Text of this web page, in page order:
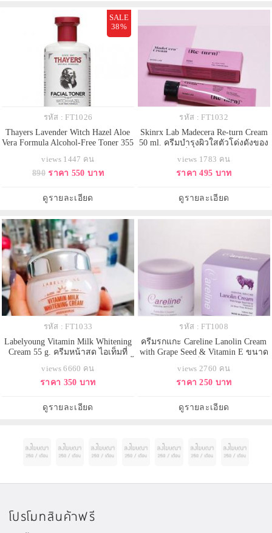
SALE
38%
รหัส : FT1026
Thayers Lavender Witch Hazel Aloe
Vera Formula Alcohol-Free Toner 355
สูตรLavender Witch Hazelผสม
ลาเวนเดอร์ และว่านหางจระเข้
ขน เพิ่มความชุ่มชื่น ลดการเกิดสิว
รอยแดง และอาการระคายเคือง
views 1447 คน
890 ราคา 550 บาท
ดูรายละเอียด
รหัส : FT1032
Skinrx Lab Madecera Re-turn Cream
50 ml. ครีมบำรุงผิวใสตัวโด่งดังของ
แนะนำให้ใช้ ส่วนผสมหลักจาก
โปรตีน ช่วยฟื้นฟูผิวให้ขาวเรียบ
ให้ผิวที่แห้งกร้านหมองคล้ำ กระจ่าง
ใสขึ้น ช่วยใ
views 1783 คน
ราคา 495 บาท
ดูรายละเอียด
รหัส : FT1033
Labelyoung Vitamin Milk Whitening
Cream 55 g. ครีมหน้าสด ไอเท็มที่
ครีมน้ำนมเข้มข้น มีส่วนผสมของ
วิตามินและไวท์เทนนิ่งให้ความชุ่ม
อย่างเป็นธรรมชาติ พร้อมช่วยลด
เลือนจุดด่างดำ กักเก็บ
views 6660 คน
ราคา 350 บาท
ดูรายละเอียด
รหัส : FT1008
ครีมรกแกะ Careline Lanolin Cream
with Grape Seed & Vitamin E ขนาด
ขาว กระจ่างใส ผิวหน้าเนียนนุ่ม ลด
ริ้วรอย เหมาะสำหรับผิวแพ้ง่าย และ
เปล่งปลั่ง
views 2760 คน
ราคา 250 บาท
ดูรายละเอียด
โปรโมทสินค้าฟรี